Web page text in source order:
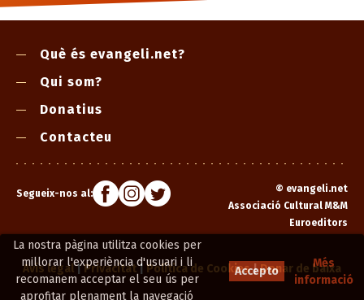
La nostra pàgina utilitza cookies per
millorar l'experiència d'usuari i li
recomanem acceptar el seu ús per
aprofitar plenament la navegació
Accepto
Més
informació
Què és evangeli.net?
Qui som?
Donatius
Contacteu
Segueix-nos al: © evangeli.net
Associació Cultural M&M
Euroeditors
Avís legal|Privacitat| Política de Cookies|Donar de baixa